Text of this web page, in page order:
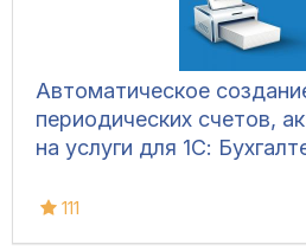
Автоматическое
периодических счетов,
на услуги для 1С:
111